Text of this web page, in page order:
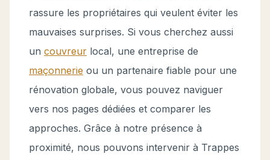
rassure les propriétaires qui veulent éviter les
mauvaises surprises. Si vous cherchez aussi
un couvreur local, une entreprise de
maçonnerie ou un partenaire fiable pour une
rénovation globale, vous pouvez naviguer
vers nos pages dédiées et comparer les
approches. Grâce à notre présence à
proximité, nous pouvons intervenir à Trappes